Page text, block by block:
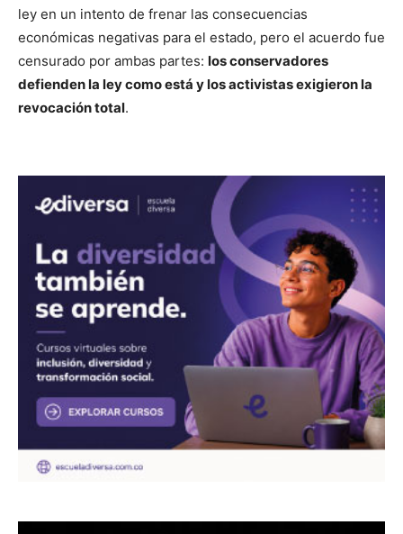
ley en un intento de frenar las consecuencias
económicas negativas para el estado, pero el acuerdo fue
censurado por ambas partes: los conservadores
defienden la ley como está y los activistas exigieron la
revocación total.